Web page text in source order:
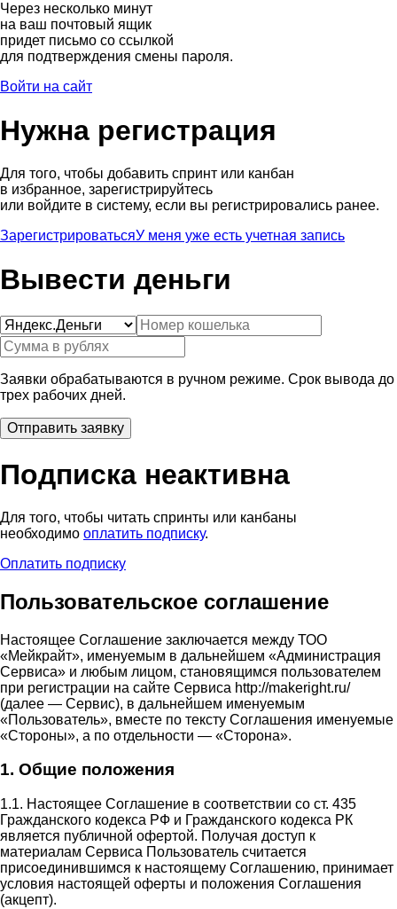
Через несколько минут
на ваш почтовый ящик
придет письмо со ссылкой
для подтверждения смены пароля.
Войти на сайт
Нужна регистрация
Для того, чтобы добавить спринт или канбан
в избранное, зарегистрируйтесь
или войдите в систему, если вы регистрировались ранее.
ЗарегистрироватьсяУ меня уже есть учетная запись
Вывести деньги
Заявки обрабатываются в ручном режиме. Срок вывода до
трех рабочих дней.
Подписка неактивна
Для того, чтобы читать спринты или канбаны
необходимо оплатить подписку.
Оплатить подписку
Пользовательское соглашение
Настоящее Соглашение заключается между ТОО
«Мейкрайт», именуемым в дальнейшем «Администрация
Сервиса» и любым лицом, становящимся пользователем
при регистрации на сайте Сервиса http://makeright.ru/
(далее — Сервис), в дальнейшем именуемым
«Пользователь», вместе по тексту Соглашения именуемые
«Стороны», а по отдельности — «Сторона».
1. Общие положения
1.1. Настоящее Соглашение в соответствии со ст. 435
Гражданского кодекса РФ и Гражданского кодекса РК
является публичной офертой. Получая доступ к
материалам Сервиса Пользователь считается
присоединившимся к настоящему Соглашению, принимает
условия настоящей оферты и положения Соглашения
(акцепт).